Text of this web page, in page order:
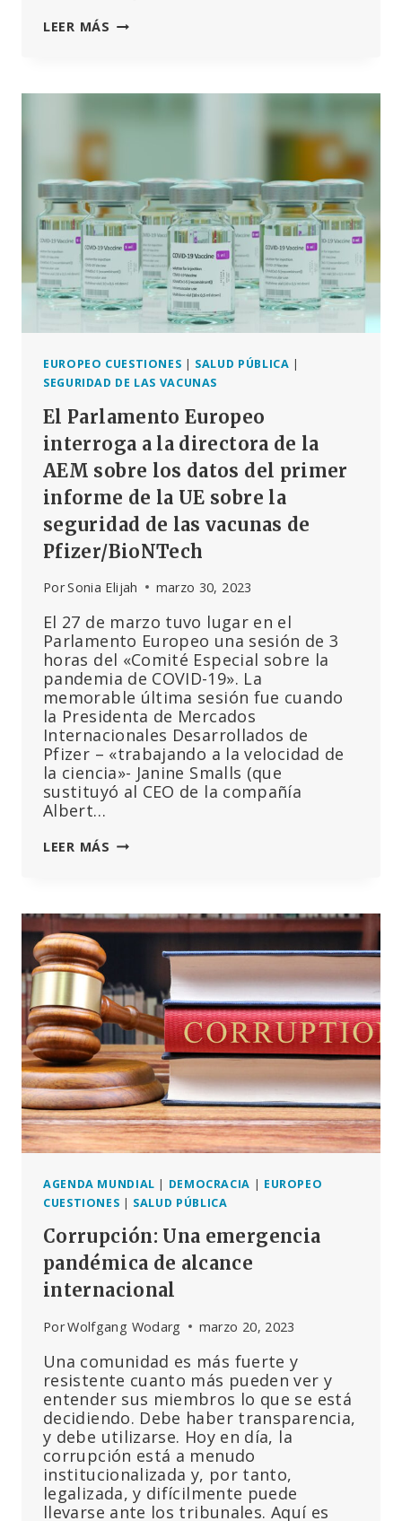
LEER MÁS LAS
AEM,
EMER
COOKE
EUROPEO CUESTIONES | SALUD PÚBLICA |
SEGURIDAD DE LAS VACUNAS
El Parlamento Europeo
interroga a la directora de la
AEM sobre los datos del primer
informe de la UE sobre la
seguridad de las vacunas de
Pfizer/BioNTech
PorSonia Elijah marzo 30, 2023
El 27 de marzo tuvo lugar en el
Parlamento Europeo una sesión de 3
horas del «Comité Especial sobre la
pandemia de COVID-19». La
memorable última sesión fue cuando
la Presidenta de Mercados
Internacionales Desarrollados de
Pfizer – «trabajando a la velocidad de
la ciencia»- Janine Smalls (que
sustituyó al CEO de la compañía
Albert…
LEER MÁS EL
A
LA
DIRECTORA
LA
AEM
SOBRE
LOS
DATOS
DEL
PRIMER
INFORME
DE
UE
SOBRE
SEGURIDAD
DE
LAS
VACUNAS
PFIZER/BIONTECH
AGENDA MUNDIAL | DEMOCRACIA | EUROPEO
CUESTIONES | SALUD PÚBLICA
Corrupción: Una emergencia
pandémica de alcance
internacional
PorWolfgang Wodarg marzo 20, 2023
Una comunidad es más fuerte y
resistente cuanto más pueden ver y
entender sus miembros lo que se está
decidiendo. Debe haber transparencia,
y debe utilizarse. Hoy en día, la
corrupción está a menudo
institucionalizada y, por tanto,
legalizada, y difícilmente puede
llevarse ante los tribunales. Aquí es